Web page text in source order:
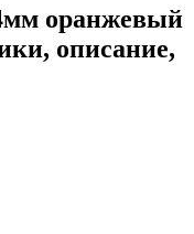
оранжевый
описание,